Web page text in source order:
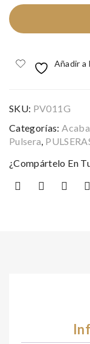
Añadir a
SKU: PV011G
Categorías:
Pulsera,
¿Compártelo En